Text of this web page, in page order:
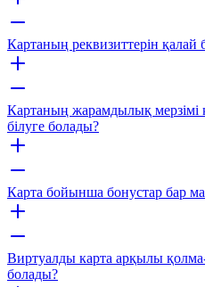
Картаның реквизиттерін қалай
Картаның жарамдылық мерзімі
білуге болады?
Карта бойынша бонустар бар
Виртуалды карта арқылы
болады?